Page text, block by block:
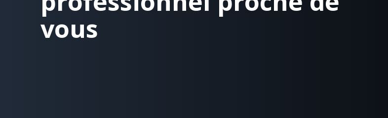
vous